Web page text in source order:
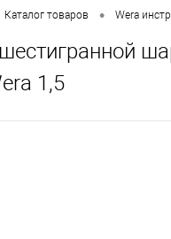
Каталог товаров • Wera
1,5